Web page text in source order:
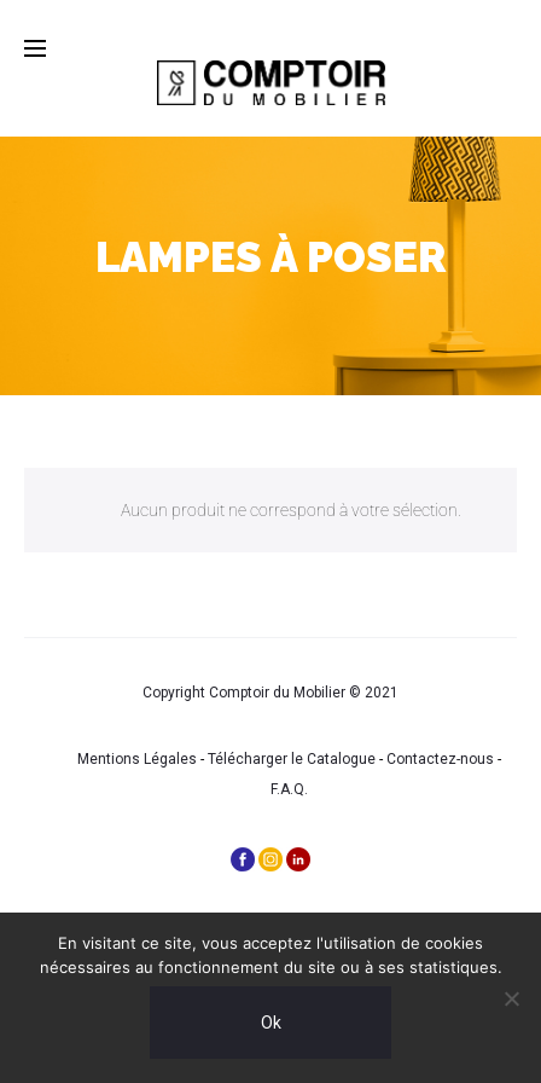
LAMPES À POSER
Aucun produit ne correspond à votre sélection.
Copyright Comptoir du Mobilier © 2021
Mentions Légales - Télécharger le Catalogue- Contactez-nous -
F.A.Q.
En visitant ce site, vous acceptez l'utilisation de cookies
nécessaires au fonctionnement du site ou à ses statistiques.
Ok